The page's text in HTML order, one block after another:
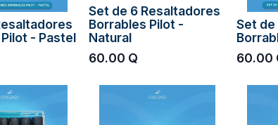
- Pastel
Set de 6 Resaltadores
Borrables Pilot -
Natural
60.00 Q
Set de
60.00